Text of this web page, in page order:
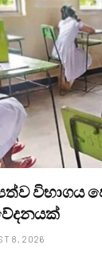
විභාගය
8, 2026